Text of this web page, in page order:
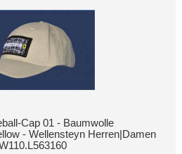
Cap 01 - Baumwolle
- Wellensteyn Herren|Damen